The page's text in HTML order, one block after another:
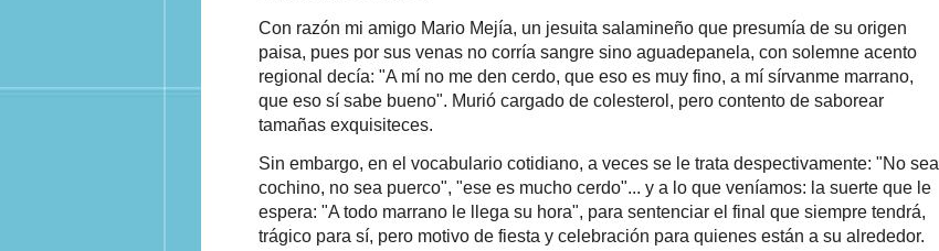
Con razón mi amigo Mario Mejía, un jesuita salamineño que presumía de su origen
paisa, pues por sus venas no corría sangre sino aguadepanela, con solemne acento
regional decía: "A mí no me den cerdo, que eso es muy fino, a mí sírvanme marrano,
que eso sí sabe bueno". Murió cargado de colesterol, pero contento de saborear
tamañas exquisiteces.
Sin embargo, en el vocabulario cotidiano, a veces se le trata despectivamente: "No sea
cochino, no sea puerco", "ese es mucho cerdo"... y a lo que veníamos: la suerte que le
espera: "A todo marrano le llega su hora", para sentenciar el final que siempre tendrá,
trágico para sí, pero motivo de fiesta y celebración para quienes están a su alrededor.